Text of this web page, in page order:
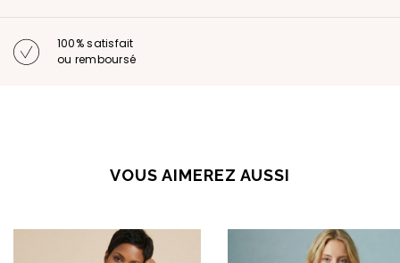
100% satisfait
ou remboursé
VOUS AIMEREZ AUSSI